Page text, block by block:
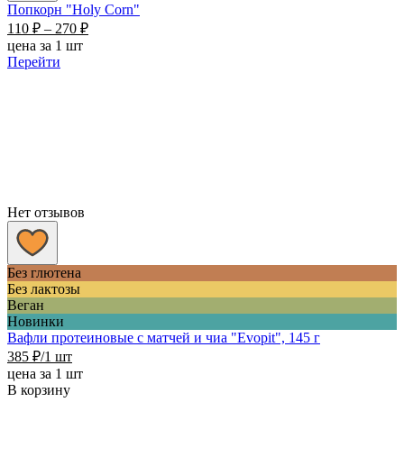
Попкорн "Holy Corn"
110 ₽ – 270 ₽Диапазон
цена за 1 шт
Перейти
Нет отзывов
Без глютена
Без лактозы
Веган
Новинки
Вафли протеиновые с матчей и чиа "Evopit", 145 г
385 ₽/1 шт
цена за 1 шт
В корзину